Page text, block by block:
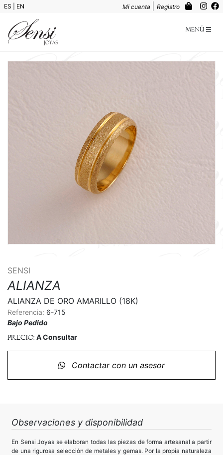
ES EN Mi cuenta Registro
Menú
SENSI
ALIANZA
ALIANZA DE ORO AMARILLO (18K)
Referencia: 6-715
Bajo Pedido
Precio: A Consultar
Contactar con un asesor
Observaciones y disponibilidad
En Sensi Joyas se elaboran todas las piezas de forma artesanal a partir
de una rigurosa selección de metales y gemas. Por la propia naturaleza